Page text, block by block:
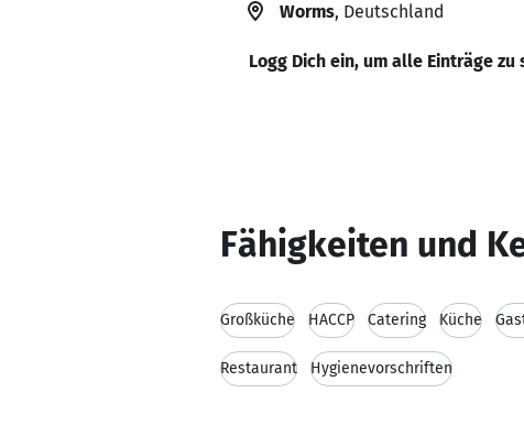
Worms, Deutschland
Logg Dich ein, um alle Einträge zu
Fähigkeiten und
Großküche HACCP Catering Küche
Restaurant Hygienevorschriften